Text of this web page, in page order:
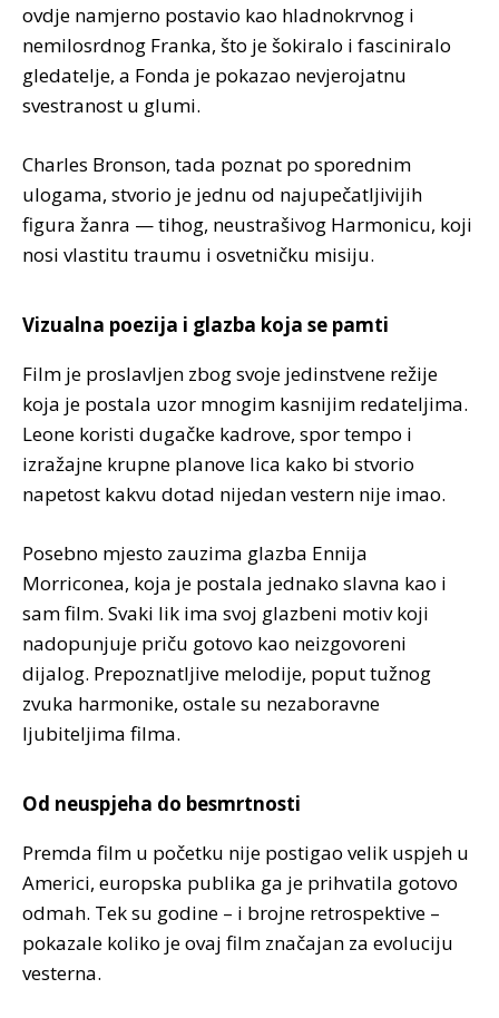
ovdje namjerno postavio kao hladnokrvnog i
nemilosrdnog Franka, što je šokiralo i fasciniralo
gledatelje, a Fonda je pokazao nevjerojatnu
svestranost u glumi.
Charles Bronson, tada poznat po sporednim
ulogama, stvorio je jednu od najupečatljivijih
figura žanra — tihog, neustrašivog Harmonicu, koji
nosi vlastitu traumu i osvetničku misiju.
Vizualna poezija i glazba koja se pamti
Film je proslavljen zbog svoje jedinstvene režije
koja je postala uzor mnogim kasnijim redateljima.
Leone koristi dugačke kadrove, spor tempo i
izražajne krupne planove lica kako bi stvorio
napetost kakvu dotad nijedan vestern nije imao.
Posebno mjesto zauzima glazba Ennija
Morriconea, koja je postala jednako slavna kao i
sam film. Svaki lik ima svoj glazbeni motiv koji
nadopunjuje priču gotovo kao neizgovoreni
dijalog. Prepoznatljive melodije, poput tužnog
zvuka harmonike, ostale su nezaboravne
ljubiteljima filma.
Od neuspjeha do besmrtnosti
Premda film u početku nije postigao velik uspjeh u
Americi, europska publika ga je prihvatila gotovo
odmah. Tek su godine – i brojne retrospektive –
pokazale koliko je ovaj film značajan za evoluciju
vesterna.